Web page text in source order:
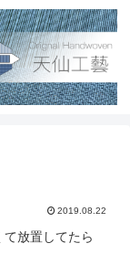
2019.08.22
放置してたら